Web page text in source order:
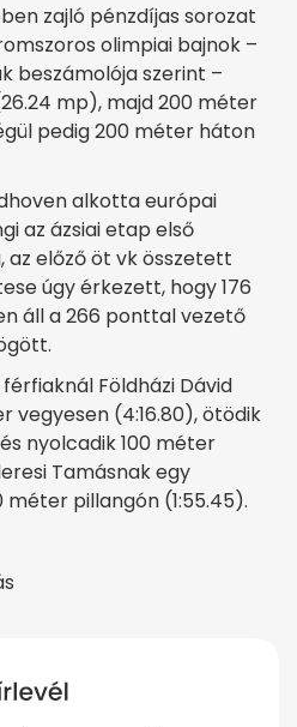
zajló pénzdíjas sorozat
olimpiai bajnok –
beszámolója szerint –
mp), majd 200 méter
pedig 200 méter háton
alkotta európai
az ázsiai etap első
az előző öt vk összetett
úgy érkezett, hogy 176
áll a 266 ponttal vezető
Földházi Dávid
(4:16.80), ötödik
nyolcadik 100 méter
Tamásnak egy
pillangón (1:55.45).